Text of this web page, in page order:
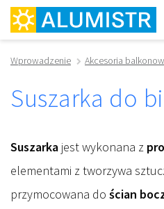
Wprowadzenie Akcesoria
Suszarka do
Suszarka jest wykonana z
elementami z tworzywa
przymocowana do ścian